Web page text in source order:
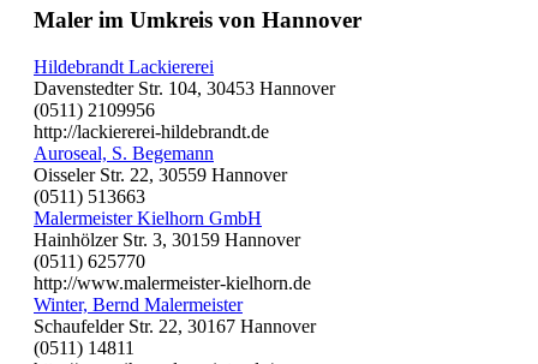
Maler im Umkreis von Hannover
Hildebrandt Lackiererei
Davenstedter Str. 104, 30453 Hannover
(0511) 2109956
http://lackiererei-hildebrandt.de
Auroseal, S. Begemann
Oisseler Str. 22, 30559 Hannover
(0511) 513663
Malermeister Kielhorn GmbH
Hainhölzer Str. 3, 30159 Hannover
(0511) 625770
http://www.malermeister-kielhorn.de
Winter, Bernd Malermeister
Schaufelder Str. 22, 30167 Hannover
(0511) 14811